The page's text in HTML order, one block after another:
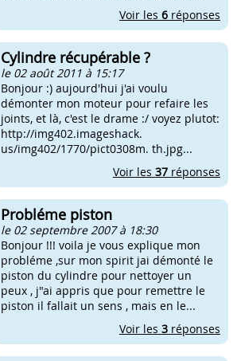
Voir les 6 réponses
Cylindre récupérable ?
le 02 août 2011 à 15:17
Bonjour :) aujourd'hui j'ai voulu
démonter mon moteur pour refaire les
joints, et là, c'est le drame :/ voyez plutot:
http://img402.imageshack.
us/img402/1770/pict0308m. th.jpg...
Voir les 37 réponses
Probléme piston
le 02 septembre 2007 à 18:30
Bonjour !!! voila je vous explique mon
probléme ,sur mon spirit jai démonté le
piston du cylindre pour nettoyer un
peux , j"ai appris que pour remettre le
piston il fallait un sens , mais en le...
Voir les 3 réponses